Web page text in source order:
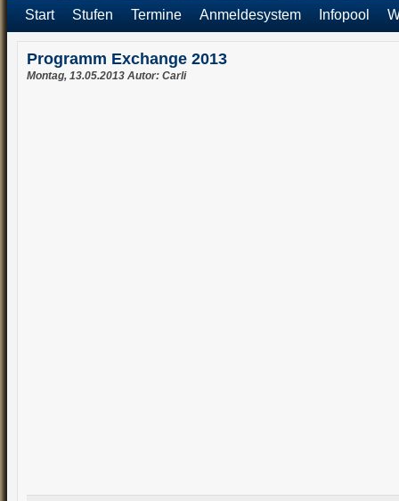
Start Stufen Termine Anmeldesystem Infopool
Programm Exchange 2013
Montag, 13.05.2013 Autor: Carli